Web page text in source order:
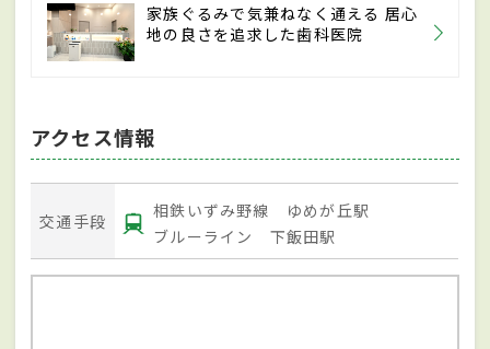
家族ぐるみで気兼ねなく通える 居心
地の良さを追求した歯科医院
アクセス情報
交通手段
相鉄いずみ野線 ゆめが丘駅
ブルーライン 下飯田駅